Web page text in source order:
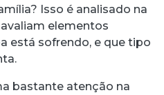
Isso é analisado na
elementos
está sofrendo, e que tipo
bastante atenção na